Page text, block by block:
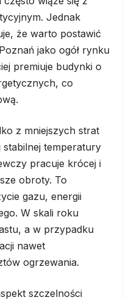
Jednak
że warto postawić
jako ogół rynku
premiuje budynki o
co
z mniejszych strat
stabilnej temperatury
pracuje krócej i
obroty. To
gazu, energii
W skali roku
a w przypadku
nawet
ogrzewania.
szczelności